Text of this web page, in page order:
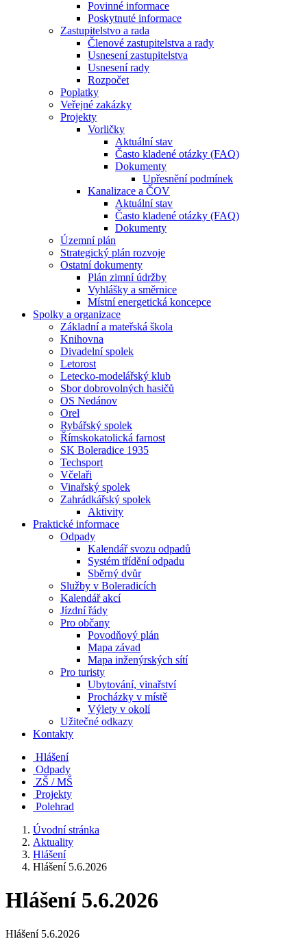
Povinné informace
Poskytnuté informace
Zastupitelstvo a rada
Členové zastupitelstva a rady
Usnesení zastupitelstva
Usnesení rady
Rozpočet
Poplatky
Veřejné zakázky
Projekty
Vorličky
Aktuální stav
Často kladené otázky (FAQ)
Dokumenty
Upřesnění podmínek
Kanalizace a ČOV
Aktuální stav
Často kladené otázky (FAQ)
Dokumenty
Územní plán
Strategický plán rozvoje
Ostatní dokumenty
Plán zimní údržby
Vyhlášky a směrnice
Místní energetická koncepce
Spolky a organizace
Základní a mateřská škola
Knihovna
Divadelní spolek
Letorost
Letecko-modelářský klub
Sbor dobrovolných hasičů
OS Nedánov
Orel
Rybářský spolek
Římskokatolická farnost
SK Boleradice 1935
Techsport
Včelaři
Vinařský spolek
Zahrádkářský spolek
Aktivity
Praktické informace
Odpady
Kalendář svozu odpadů
Systém třídění odpadu
Sběrný dvůr
Služby v Boleradicích
Kalendář akcí
Jízdní řády
Pro občany
Povodňový plán
Mapa závad
Mapa inženýrských sítí
Pro turisty
Ubytování, vinařství
Procházky v místě
Výlety v okolí
Užitečné odkazy
Kontakty
Hlášení
Odpady
ZŠ / MŠ
Projekty
Polehrad
Úvodní stránka
Aktuality
Hlášení
Hlášení 5.6.2026
Hlášení 5.6.2026
Hlášení 5.6.2026